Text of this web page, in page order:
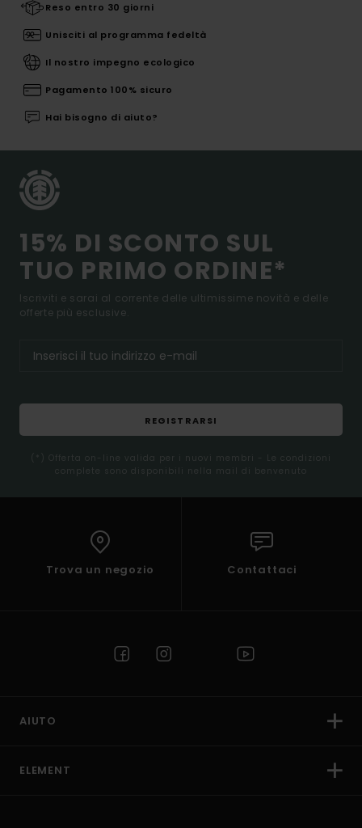
Reso entro 30 giorni
Unisciti al programma fedeltà
Il nostro impegno ecologico
Pagamento 100% sicuro
Hai bisogno di aiuto?
15% DI SCONTO SUL
TUO PRIMO ORDINE*
Iscriviti e sarai al corrente delle ultimissime novità e delle
offerte più esclusive.
REGISTRARSI
(*) Offerta on-line valida per i nuovi membri - Le condizioni
complete sono disponibili nella mail di benvenuto
Trova un negozio Contattaci
AIUTO
ELEMENT